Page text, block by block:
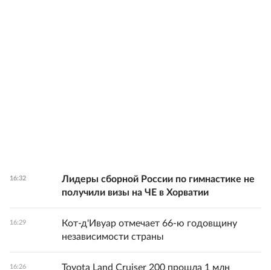
16:32
Лидеры сборной России по гимнастике не
получили визы на ЧЕ в Хорватии
16:29
Кот-д'Ивуар отмечает 66-ю годовщину
независимости страны
16:26
Toyota Land Cruiser 200 прошла 1 млн